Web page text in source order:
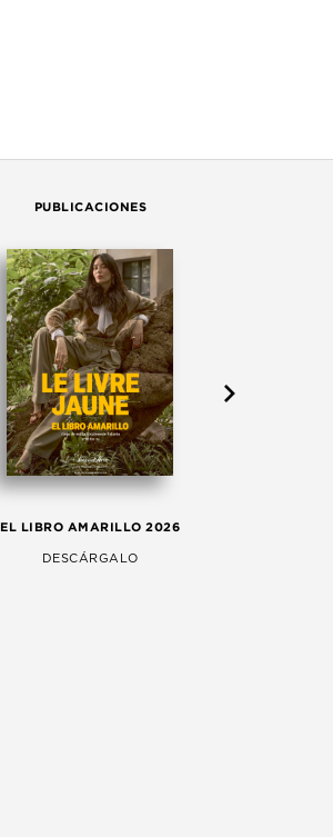
PUBLICACIONES
EL LIBRO AMARILLO 2026
DESCÁRGALO